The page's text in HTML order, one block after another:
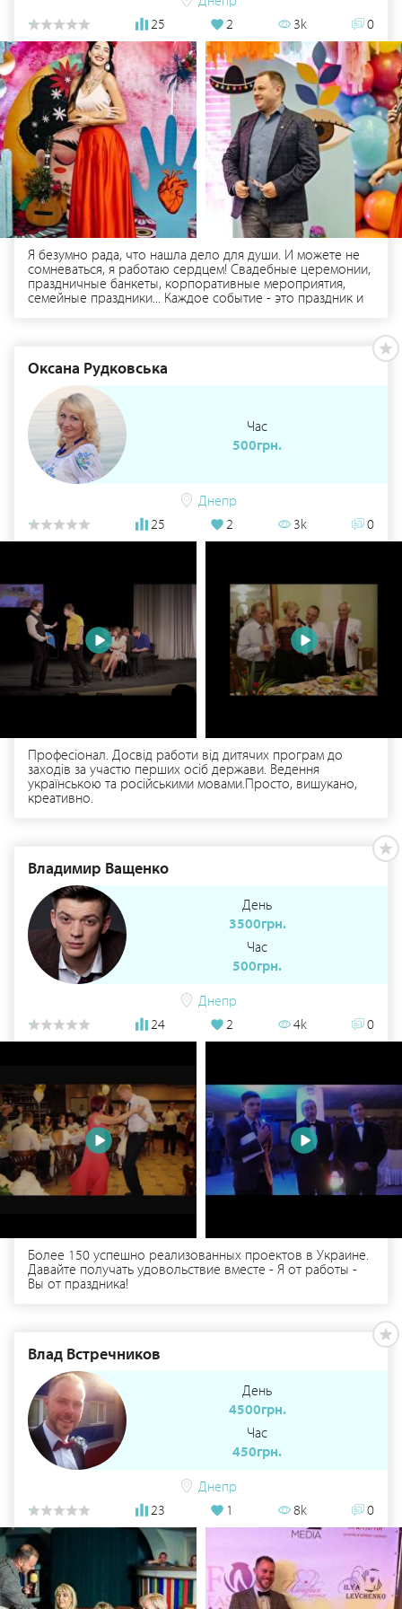
истории. Искренне ваш, Денис Ткаченко
25
2 3k 0
Я безумно рада, что нашла дело для души. И можете не
сомневаться, я работаю сердцем! Свадебные церемонии,
праздничные банкеты, корпоративные мероприятия,
семейные праздники... Каждое событие - это праздник и
Оксана Рудковська
Час
500грн.
Днепр
25
2 3k 0
Професіонал. Досвід работи від дитячих програм до
заходів за участю перших осіб держави. Ведення
українською та російськими мовами.Просто, вишукано,
креативно.
Владимир Ващенко
День
3500грн.
Час
500грн.
Днепр
24
2 4k 0
Более 150 успешно реализованных проектов в Украине.
Давайте получать удовольствие вместе - Я от работы -
Вы от праздника!
Влад Встречников
День
4500грн.
Час
450грн.
Днепр
23
1 8k 0